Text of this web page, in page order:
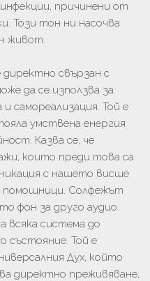
причинени от
Този тон ни насочва
живот.
директно свързан с
да се използва за
самореализация. Той е
умствена енергия
Казва се, че
които преди това са
с нашето висше
помощници. Солфежът
фон за друго аудио.
всяка система до
състояние. Той е
Дух, който
директно преживяване,